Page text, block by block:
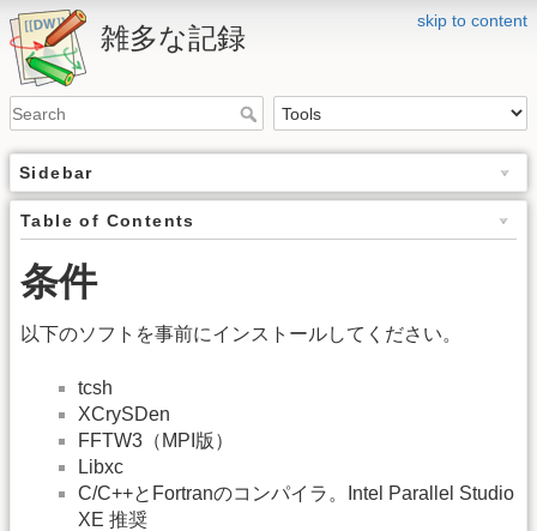
skip to content
雑多な記録
Sidebar
Table of Contents
条件
以下のソフトを事前にインストールしてください。
tcsh
XCrySDen
FFTW3（MPI版）
Libxc
C/C++とFortranのコンパイラ。Intel Parallel Studio
XE 推奨